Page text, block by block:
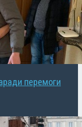
перемоги